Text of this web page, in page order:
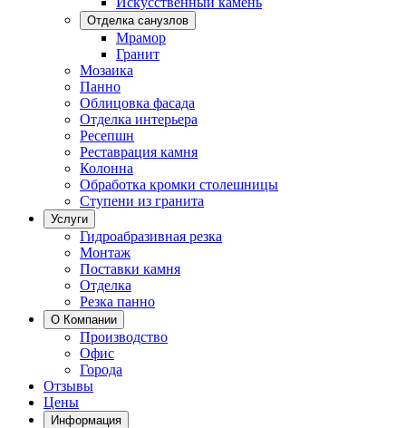
Отделка санузлов
Мрамор
Гранит
Мозаика
Панно
Облицовка фасада
Отделка интерьера
Ресепшн
Реставрация камня
Колонна
Обработка кромки столешницы
Ступени из гранита
Услуги
Гидроабразивная резка
Монтаж
Поставки камня
Отделка
Резка панно
О Компании
Производство
Офис
Города
Отзывы
Цены
Информация